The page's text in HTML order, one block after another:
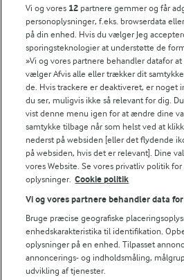
Kulhydrat:
49,5 g
hakker et fed hvidløg.
Andre gode forslag
Vi og vores 12 partnere gemmer og får
personoplysninger, f.eks. browserdata
på din enhed. Hvis du vælger Jeg
sporingsteknologier at understøtte de
»Vi og vores partnere behandler datafor
vælger Afvis alle eller trækker dit
de. Hvis trackere er deaktiveret, er noget
du ser, muligvis ikke så relevant for dig.
vist denne menu igen for at ændre dine
samtykke tilbage når som helst ved at
nederst på websiden [eller det flydende
på websiden, hvis det er relevant]. Dine
vores Website. Se vores privatliv politik
oplysninger. Cookie politik
Vi og vores partnere behandler data
Bruge præcise geografiske
enhedskarakteristika til identifikation.
oplysninger på en enhed. Tilpasset
annoncerings- og indholdsmåling,
udvikling af tjenester.